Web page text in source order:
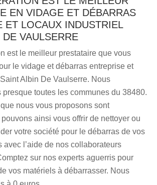
EN VIDAGE ET DÉBARRAS
ET LOCAUX INDUSTRIEL
VAULSERRE
est le meilleur prestataire que vous
le vidage et débarras entreprise et
Albin De Vaulserre. Nous
presque toutes les communes du 38480.
nous vous proposons sont
ainsi vous offrir de nettoyer ou
votre société pour le débarras de vos
avec l’aide de nos collaborateurs
sur nos experts aguerris pour
vos matériels à débarrasser. Nous